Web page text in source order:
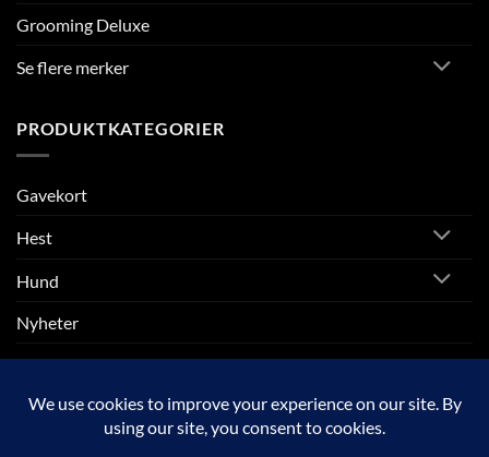
Grooming Deluxe
Se flere merker
PRODUKTKATEGORIER
Gavekort
Hest
Hund
Nyheter
Rytter
SALG